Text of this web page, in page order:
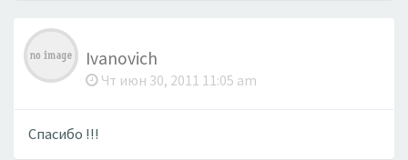
Ivanovich
Чт июн 30, 2011 11:05 am
Спасибо !!!